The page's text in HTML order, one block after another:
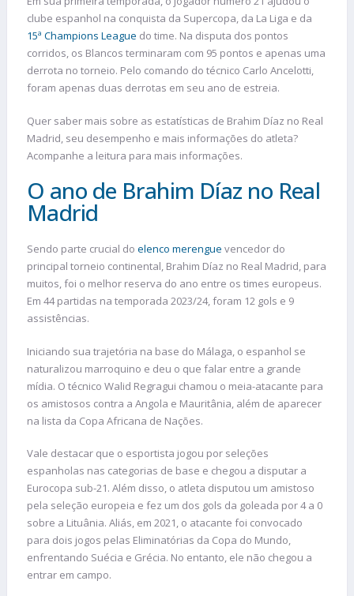
clube espanhol na conquista da Supercopa, da La Liga e da
15ª Champions League do time. Na disputa dos pontos
corridos, os Blancos terminaram com 95 pontos e apenas uma
derrota no torneio. Pelo comando do técnico Carlo Ancelotti,
foram apenas duas derrotas em seu ano de estreia.
Quer saber mais sobre as estatísticas de Brahim Díaz no Real
Madrid, seu desempenho e mais informações do atleta?
Acompanhe a leitura para mais informações.
O ano de Brahim Díaz no Real
Madrid
Sendo parte crucial do elenco merengue vencedor do
principal torneio continental, Brahim Díaz no Real Madrid, para
muitos, foi o melhor reserva do ano entre os times europeus.
Em 44 partidas na temporada 2023/24, foram 12 gols e 9
assistências.
Iniciando sua trajetória na base do Málaga, o espanhol se
naturalizou marroquino e deu o que falar entre a grande
mídia. O técnico Walid Regragui chamou o meia-atacante para
os amistosos contra a Angola e Mauritânia, além de aparecer
na lista da Copa Africana de Nações.
Vale destacar que o esportista jogou por seleções
espanholas nas categorias de base e chegou a disputar a
Eurocopa sub-21. Além disso, o atleta disputou um amistoso
pela seleção europeia e fez um dos gols da goleada por 4 a 0
sobre a Lituânia. Aliás, em 2021, o atacante foi convocado
para dois jogos pelas Eliminatórias da Copa do Mundo,
enfrentando Suécia e Grécia. No entanto, ele não chegou a
entrar em campo.